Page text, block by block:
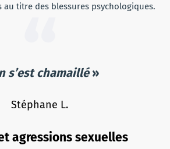
au titre des blessures psychologiques.
s’est chamaillé »
Stéphane L.
agressions sexuelles